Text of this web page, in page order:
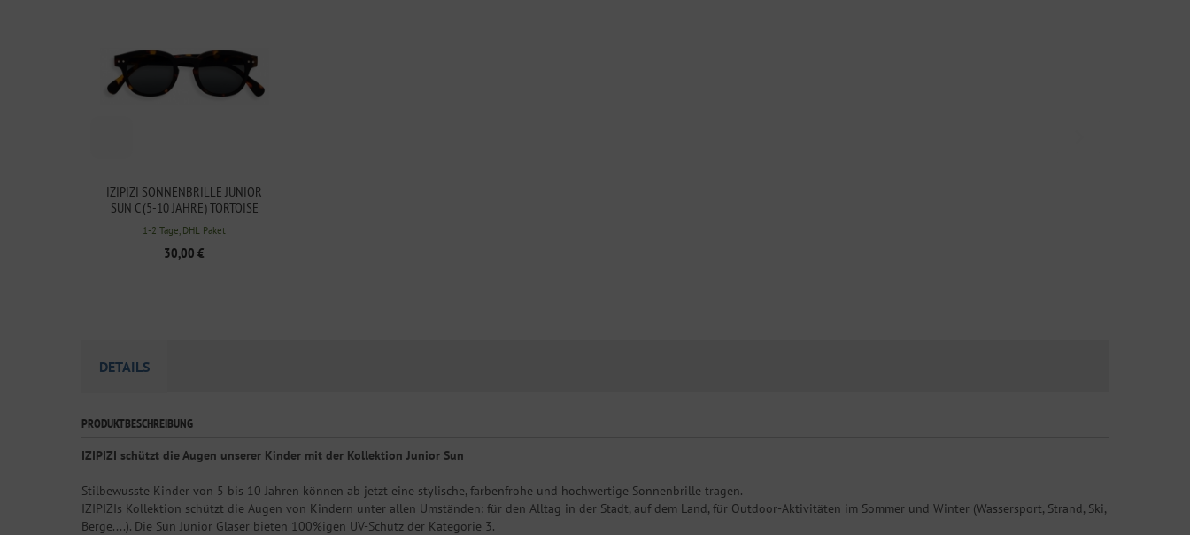
IZIPIZI SONNENBRILLE JUNIOR
SUN C (5-10 JAHRE) TORTOISE
1-2 Tage, DHL Paket
30,00 €
DETAILS
PRODUKTBESCHREIBUNG
IZIPIZI schützt die Augen unserer Kinder mit der Kollektion Junior Sun
Stilbewusste Kinder von 5 bis 10 Jahren können ab jetzt eine stylische, farbenfrohe und hochwertige Sonnenbrille tragen.
IZIPIZIs Kollektion schützt die Augen von Kindern unter allen Umständen: für den Alltag in der Stadt, auf dem Land, für Outdoor-Aktivitäten im Sommer und Winter (Wassersport, Strand, Ski,
Berge....). Die Sun Junior Gläser bieten 100%igen UV-Schutz der Kategorie 3.